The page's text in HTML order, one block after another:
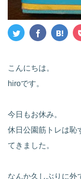
こんにちは。
hiroです。
今日もお休み。
休日公園筋トレは恥
てきました。
なんか久しぶりに外